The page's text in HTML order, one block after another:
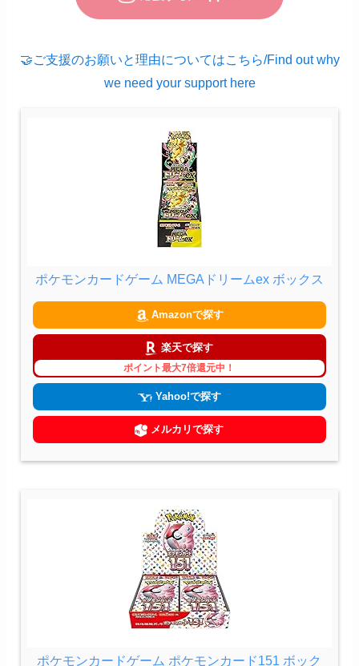
🤝ご支援のお願いと理由についてはこちら/Find out why
we need your support here
ポケモンカードゲーム MEGAドリームex ボックス
Amazonで探す
楽天で探す
ポイント最大7倍還元中！
Yahoo!で探す
メルカリで探す
ポケモンカードゲーム ポケモンカード151 ボック